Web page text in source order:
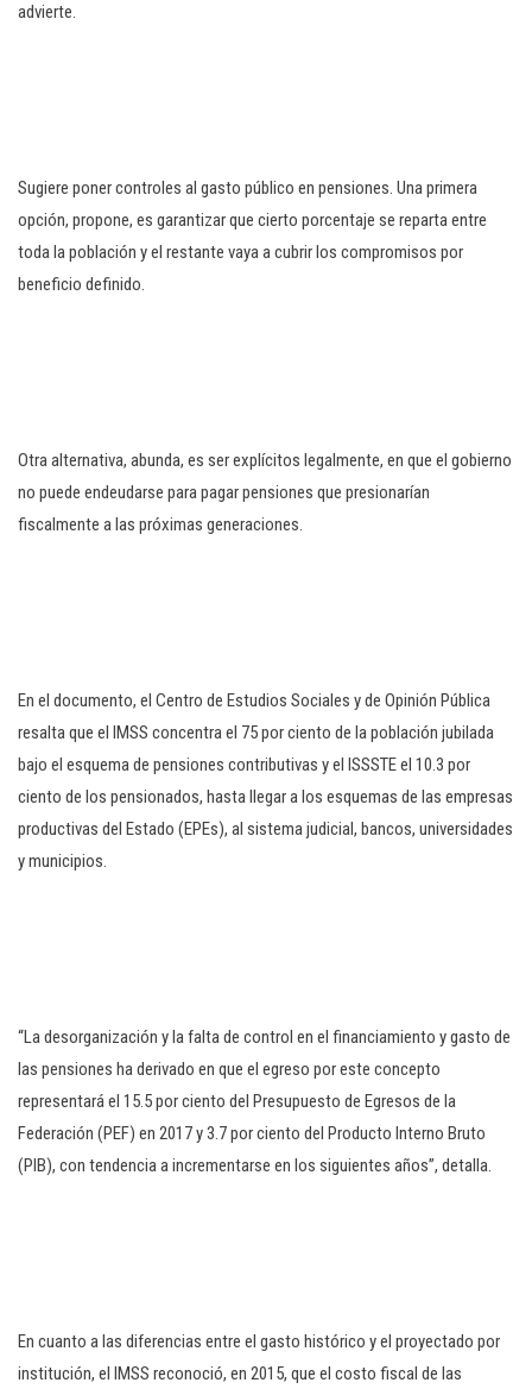
advierte.
Sugiere poner controles al gasto público en pensiones. Una primera
opción, propone, es garantizar que cierto porcentaje se reparta entre
toda la población y el restante vaya a cubrir los compromisos por
beneficio definido.
Otra alternativa, abunda, es ser explícitos legalmente, en que el gobierno
no puede endeudarse para pagar pensiones que presionarían
fiscalmente a las próximas generaciones.
En el documento, el Centro de Estudios Sociales y de Opinión Pública
resalta que el IMSS concentra el 75 por ciento de la población jubilada
bajo el esquema de pensiones contributivas y el ISSSTE el 10.3 por
ciento de los pensionados, hasta llegar a los esquemas de las empresas
productivas del Estado (EPEs), al sistema judicial, bancos, universidades
y municipios.
“La desorganización y la falta de control en el financiamiento y gasto de
las pensiones ha derivado en que el egreso por este concepto
representará el 15.5 por ciento del Presupuesto de Egresos de la
Federación (PEF) en 2017 y 3.7 por ciento del Producto Interno Bruto
(PIB), con tendencia a incrementarse en los siguientes años”, detalla.
En cuanto a las diferencias entre el gasto histórico y el proyectado por
institución, el IMSS reconoció, en 2015, que el costo fiscal de las